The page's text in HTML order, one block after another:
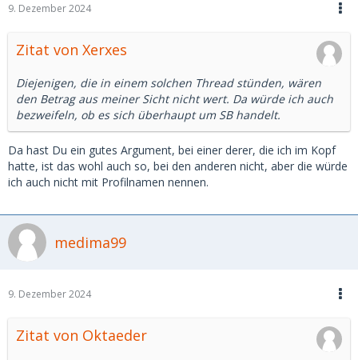
9. Dezember 2024
Zitat von Xerxes
Diejenigen, die in einem solchen Thread stünden, wären
den Betrag aus meiner Sicht nicht wert. Da würde ich auch
bezweifeln, ob es sich überhaupt um SB handelt.
Da hast Du ein gutes Argument, bei einer derer, die ich im Kopf
hatte, ist das wohl auch so, bei den anderen nicht, aber die würde
ich auch nicht mit Profilnamen nennen.
medima99
9. Dezember 2024
Zitat von Oktaeder